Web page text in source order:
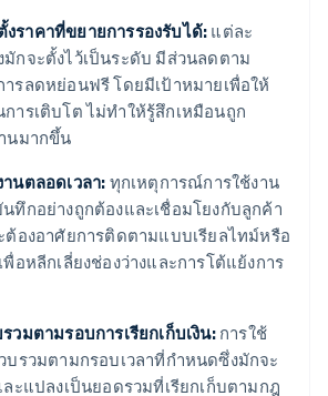
ราคาที่ขยายการรองรับได้: แต่ละ
กจะตั้งไว้เป็นระดับ มีส่วนลดตาม
รลดหย่อนฟรี โดยมีเป้าหมายเพื่อให้
ารเติบโต ไม่ทำให้รู้สึกเหมือนถูก
นมากขึ้น
นตลอดเวลา: ทุกเหตุการณ์การใช้งาน
ทึกอย่างถูกต้องและเชื่อมโยงกับลูกค้า
ต้องอาศัยการติดตามแบบเรียลไทม์หรือ
พื่อหลีกเลี่ยงช่องว่างและการโต้แย้งการ
วมตามรอบการเรียกเก็บเงิน:การใช้
บรวมตามกรอบเวลาที่กำหนดซึ่งมักจะ
ละแปลงเป็นยอดรวมที่เรียกเก็บตามกฎ